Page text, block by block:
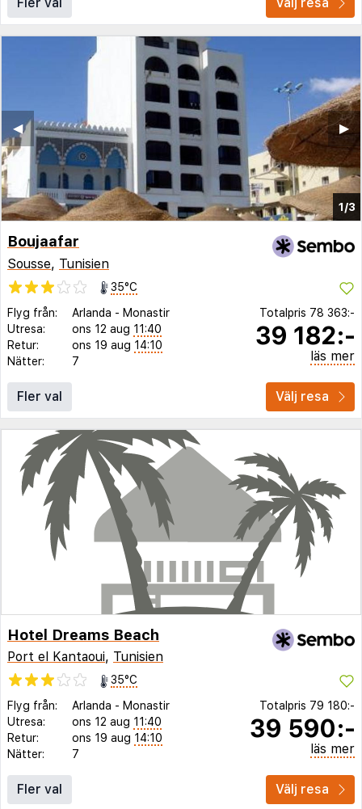
1/3
▶︎
◀︎
Boujaafar
Sousse, Tunisien
35°C
Flyg från:
Arlanda - Monastir
Utresa:
ons 12 aug 11:40
Retur:
ons 19 aug 14:10
Nätter:
7
Totalpris 78 363:-
39 182:-
läs mer
Fler val Välj resa
Hotel Dreams Beach
Port el Kantaoui, Tunisien
35°C
Flyg från:
Arlanda - Monastir
Utresa:
ons 12 aug 11:40
Retur:
ons 19 aug 14:10
Nätter:
7
Totalpris 79 180:-
39 590:-
läs mer
Fler val Välj resa